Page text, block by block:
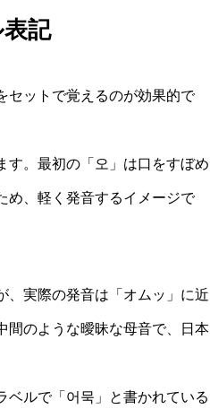
記
セットで覚えるのが効果的で
す。最初の「오」は口をすぼめ
め、軽く発音するイメージで
、実際の発音は「オムッ」に近
間のような曖昧な母音で、日本
ベルで「어묵」と書かれている